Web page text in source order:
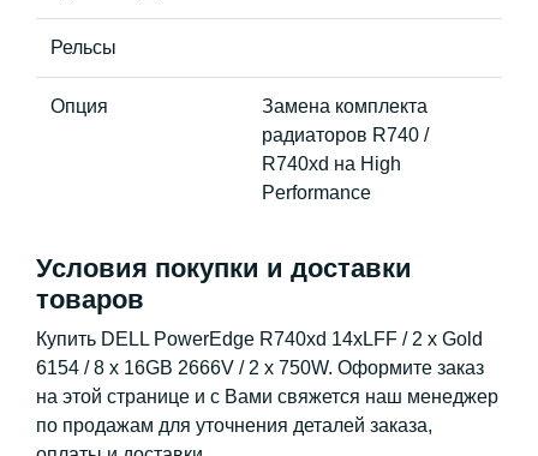
Рельсы
Опция
Замена комплекта
радиаторов R740 /
R740xd на High
Performance
Условия покупки и доставки
товаров
Купить DELL PowerEdge R740xd 14xLFF / 2 x Gold
6154 / 8 x 16GB 2666V / 2 x 750W. Оформите заказ
на этой странице и с Вами свяжется наш менеджер
по продажам для уточнения деталей заказа,